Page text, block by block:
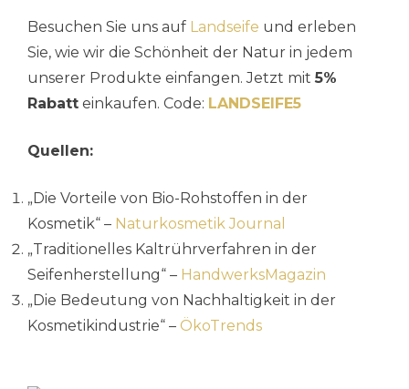
Besuchen Sie uns auf Landseife und erleben
Sie, wie wir die Schönheit der Natur in jedem
unserer Produkte einfangen. Jetzt mit 5%
Rabatt einkaufen. Code: LANDSEIFE5
Quellen:
„Die Vorteile von Bio-Rohstoffen in der
Kosmetik“ – Naturkosmetik Journal
„Traditionelles Kaltrührverfahren in der
Seifenherstellung“ – HandwerksMagazin
„Die Bedeutung von Nachhaltigkeit in der
Kosmetikindustrie“ – ÖkoTrends